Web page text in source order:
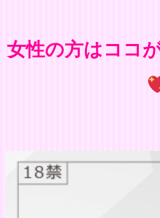
女性の方はココ